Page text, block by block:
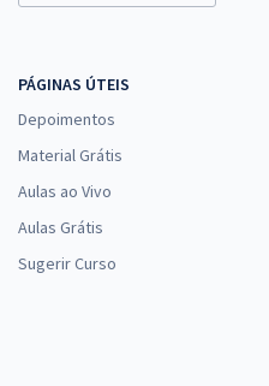
PÁGINAS ÚTEIS
Depoimentos
Material Grátis
Aulas ao Vivo
Aulas Grátis
Sugerir Curso